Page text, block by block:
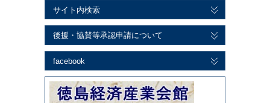
サイト内検索
後援・協賛等承認申請について
facebook